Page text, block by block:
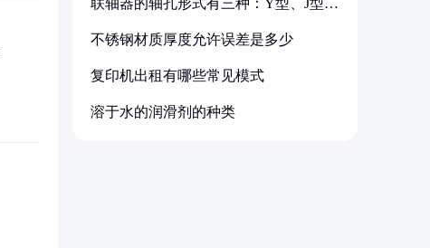
联轴器的轴孔形式有三种：Y型、J型、
不锈钢材质厚度允许误差是多少
复印机出租有哪些常见模式
溶于水的润滑剂的种类